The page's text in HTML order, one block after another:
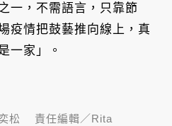
一，不需語言，只靠節
疫情把鼓藝推向線上，真
一家」。
松 責任編輯／Rita